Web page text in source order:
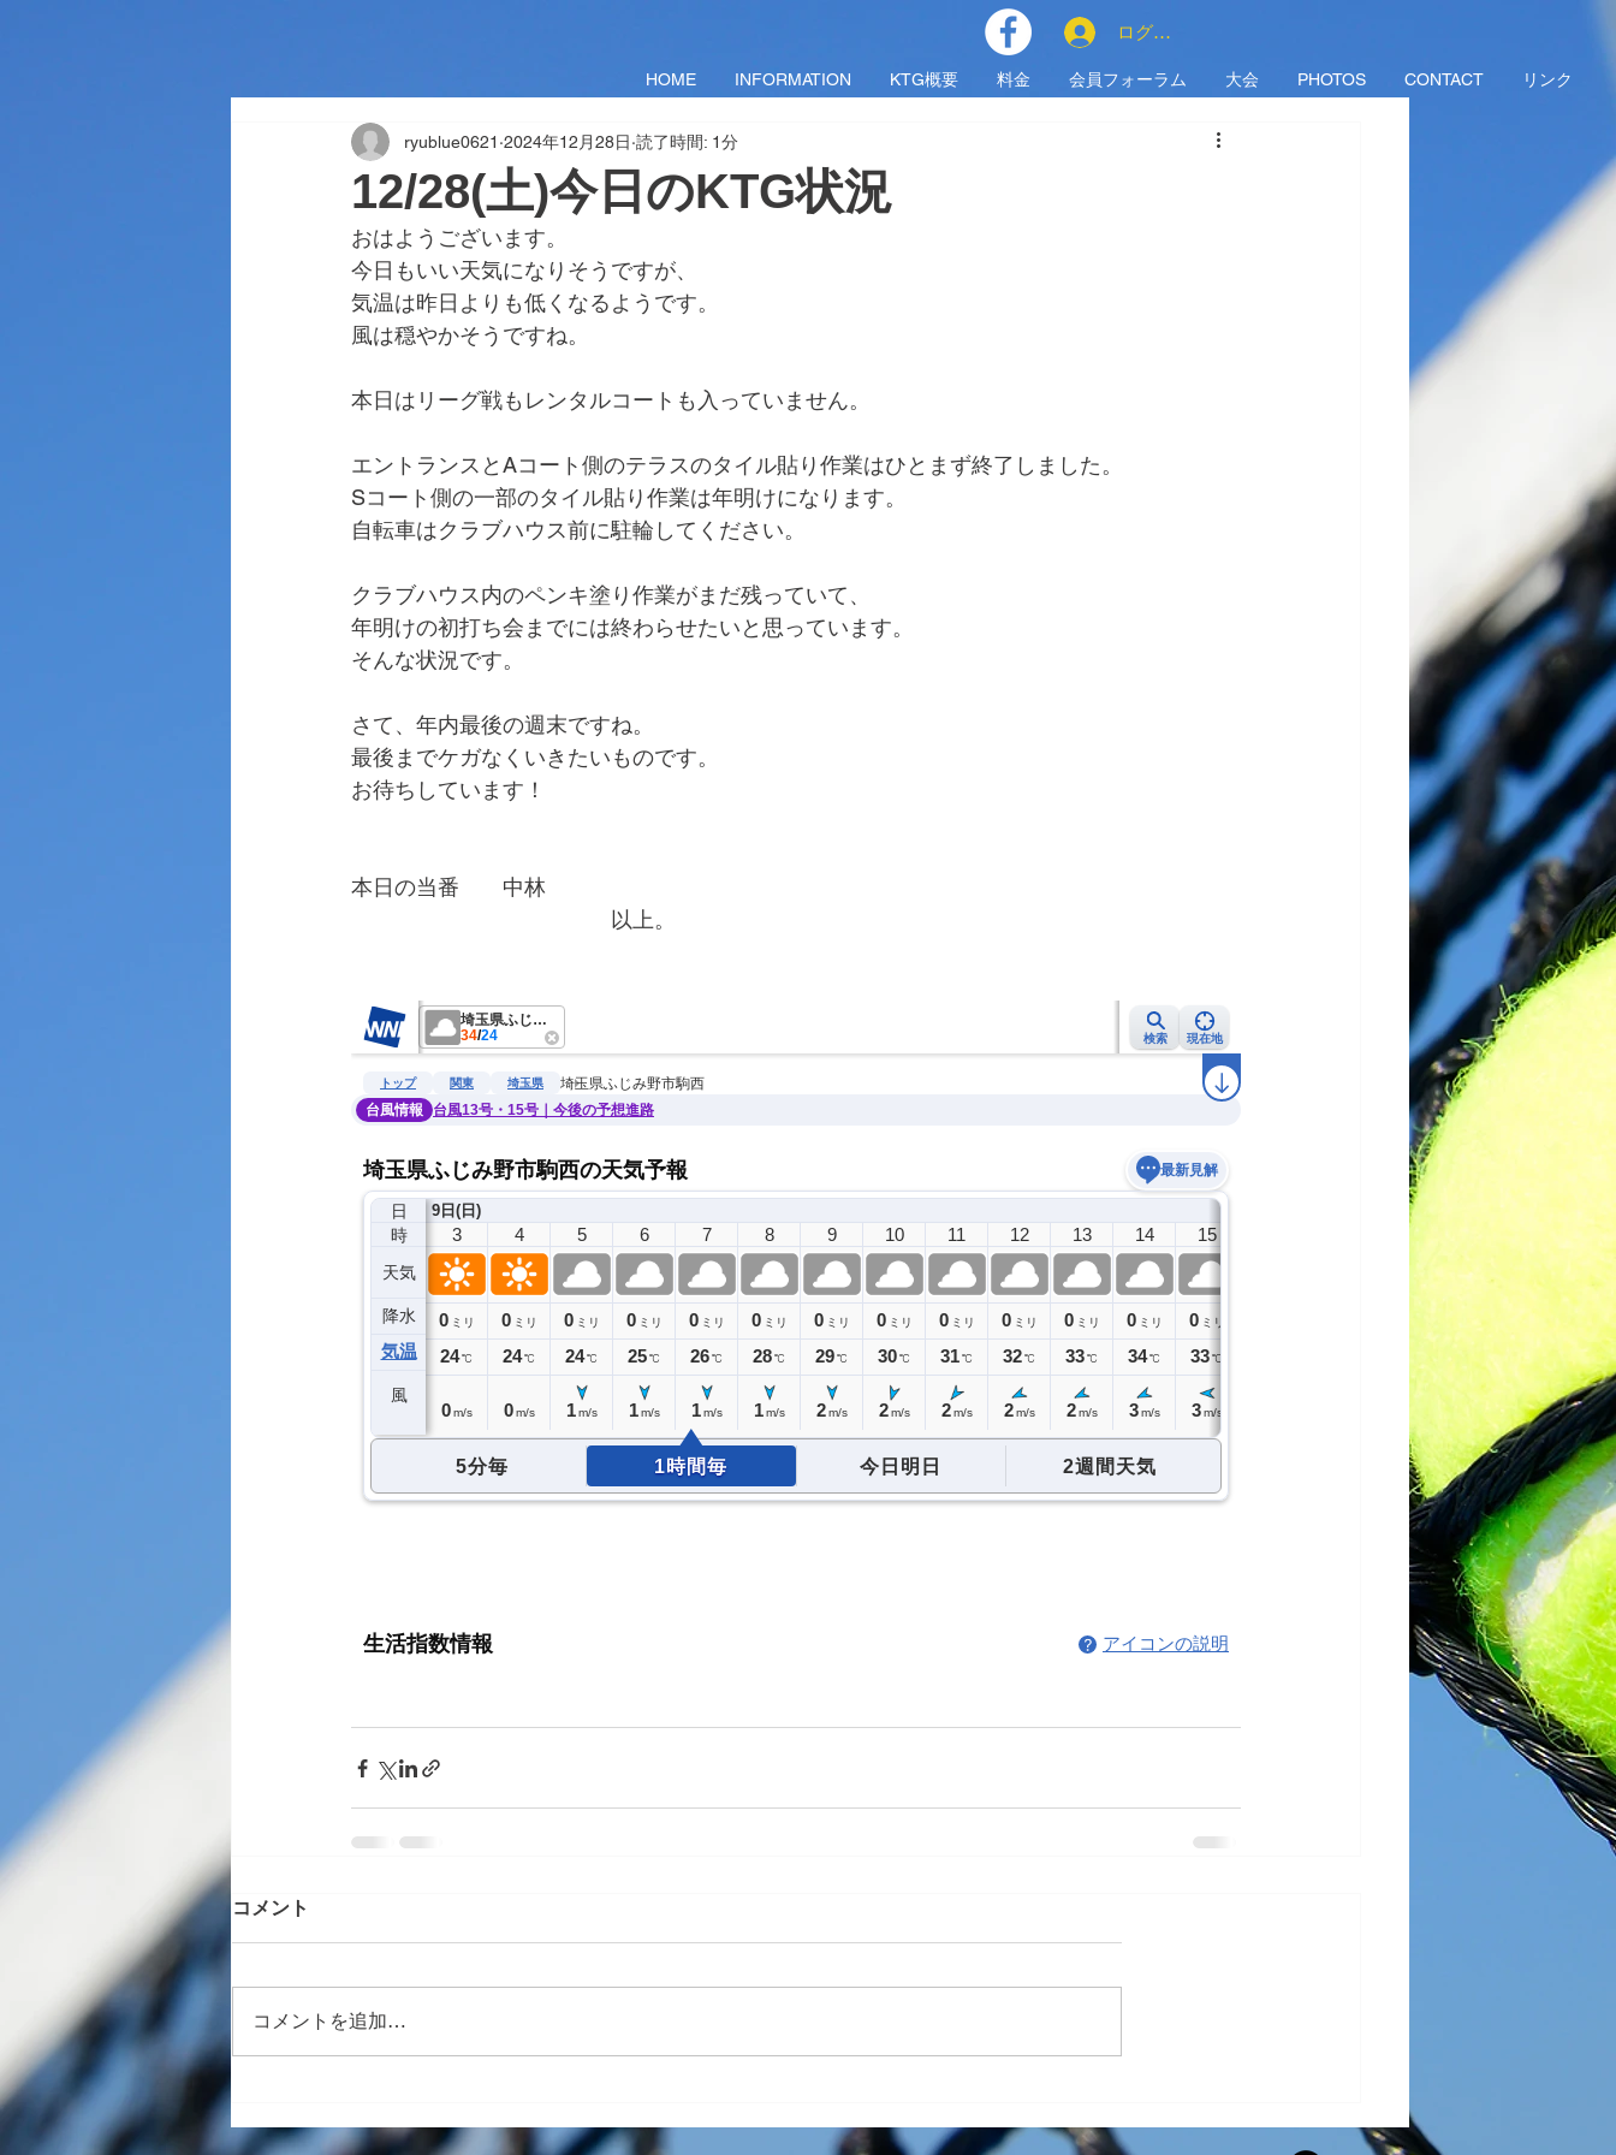
HOME INFORMATION KTG概要 料金 会員フォーラム 大会 PHOTOS CONTACT リンク
ログイン
12/28(土)今日のKTG状況
ryublue0621 2024年12月28日 読了時間: 1分
おはようございます。
今日もいい天気になりそうですが、
気温は昨日よりも低くなるようです。
風は穏やかそうですね。
本日はリーグ戦もレンタルコートも入っていません。
エントランスとAコート側のテラスのタイル貼り作業はひとまず終了しました。
Sコート側の一部のタイル貼り作業は年明けになります。
自転車はクラブハウス前に駐輪してください。
クラブハウス内のペンキ塗り作業がまだ残っていて、
年明けの初打ち会までには終わらせたいと思っています。
そんな状況です。
さて、年内最後の週末ですね。
最後までケガなくいきたいものです。
お待ちしています！
本日の当番　　中林
以上。
コメント
コメントを追加…